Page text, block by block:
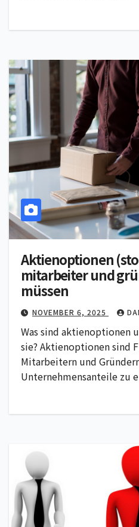
Aktienoptionen
mitarbeiter und
müssen
NOVEMBER 6, 2025
Was sind aktienoptionen
sie? Aktienoptionen sind
Mitarbeitern und
Unternehmensanteile zu